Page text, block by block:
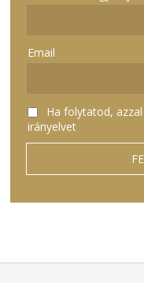
Email
Ha folytatod,
irányelvet